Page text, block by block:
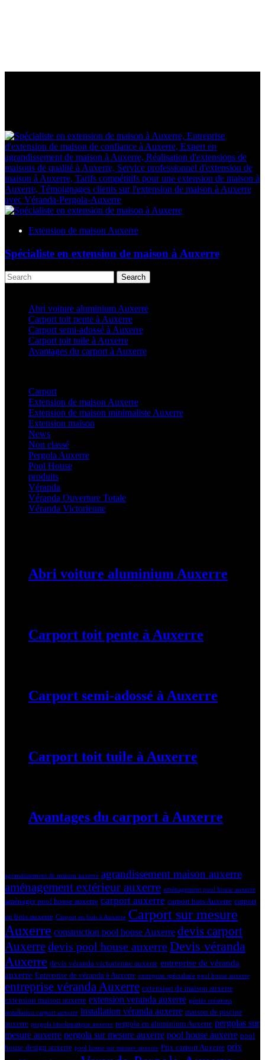
Extension de maison Auxerre
Spécialiste en extension de maison à Auxerre
Search
Abri voiture aluminium Auxerre
Carport toit pente à Auxerre
Carport semi-adossé à Auxerre
Carport toit tuile à Auxerre
Avantages du carport à Auxerre
Carport
Extension de maison Auxerre
Extension de maison minimaliste Auxerre
Extension maison
News
Non classé
Pergola Auxerre
Pool House
produits
Véranda
Véranda Ouverture Totale
Véranda Victorienne
Abri voiture aluminium Auxerre
Carport toit pente à Auxerre
Carport semi-adossé à Auxerre
Carport toit tuile à Auxerre
Avantages du carport à Auxerre
agrandissement de maison auxerre agrandissement maison auxerre
aménagement extérieur auxerre aménagement pool house auxerre
aménager pool house auxerre carport auxerre carport bois Auxerre carport
en bois auxerre Carport en bois à Auxerre Carport sur mesure
Auxerre construction pool house Auxerre devis carport
Auxerredevis pool house auxerreDevis véranda
Auxerre devis véranda victorienne auxerre entreprise de véranda
auxerre Entreprise de véranda à Auxerre entreprise spécialisée pool house auxerre
entreprise véranda Auxerre extension de maison auxerre
extension maison auxerre extension veranda auxerre géniès créations
installation carport auxerre installation véranda auxerre maison de piscine
auxerre pergola bioclimatique auxerre pergola en aluminium Auxerre pergolas sur
mesure auxerre pergola sur mesure auxerre pool house auxerre pool
house design auxerre pool house sur mesure auxerre Prix carport Auxerre prix